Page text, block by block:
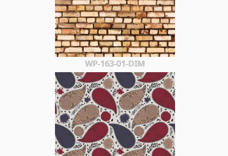
WP-163-01-DIM